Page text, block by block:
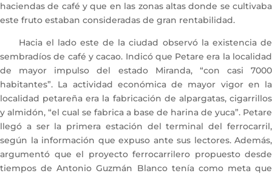
haciendas de café y que en las zonas altas donde se cultivaba
este fruto estaban consideradas de gran rentabilidad.
Hacia el lado este de la ciudad observó la existencia de
sembradíos de café y cacao. Indicó que Petare era la localidad
de mayor impulso del estado Miranda, “con casi 7000
habitantes”. La actividad económica de mayor vigor en la
localidad petareña era la fabricación de alpargatas, cigarrillos
y almidón, “el cual se fabrica a base de harina de yuca”. Petare
llegó a ser la primera estación del terminal del ferrocarril,
según la información que expuso ante sus lectores. Además,
argumentó que el proyecto ferrocarrilero propuesto desde
tiempos de Antonio Guzmán Blanco tenía como meta que